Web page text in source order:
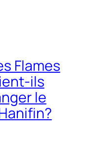
Flames
ils
le